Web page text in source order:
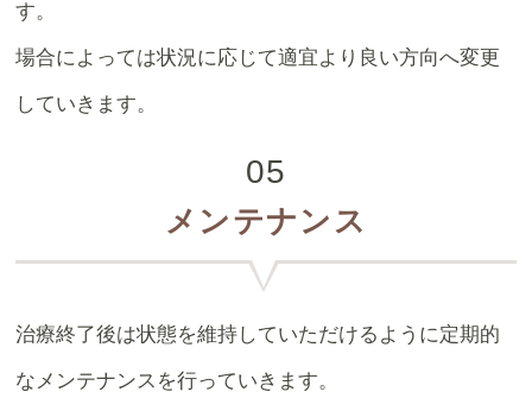
す。
場合によっては状況に応じて適宜より良い方向へ変更
していきます。
05
メンテナンス
治療終了後は状態を維持していただけるように定期的
なメンテナンスを行っていきます。